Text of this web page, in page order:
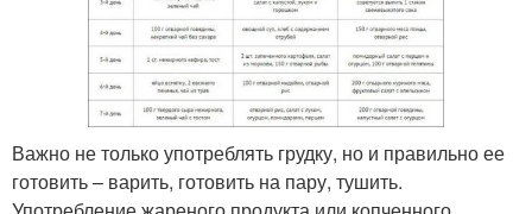
Важно не только употреблять грудку, но и правильно ее
готовить – варить, готовить на пару, тушить.